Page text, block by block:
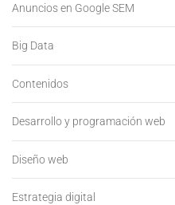
Anuncios en Google SEM
Big Data
Contenidos
Desarrollo y programación web
Diseño web
Estrategia digital